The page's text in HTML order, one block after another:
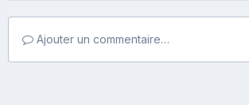
Ajouter un commentaire…